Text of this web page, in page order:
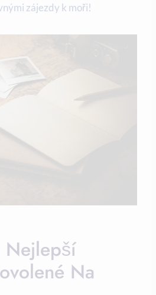
zájezdy k moři!
Nejlepší
Na